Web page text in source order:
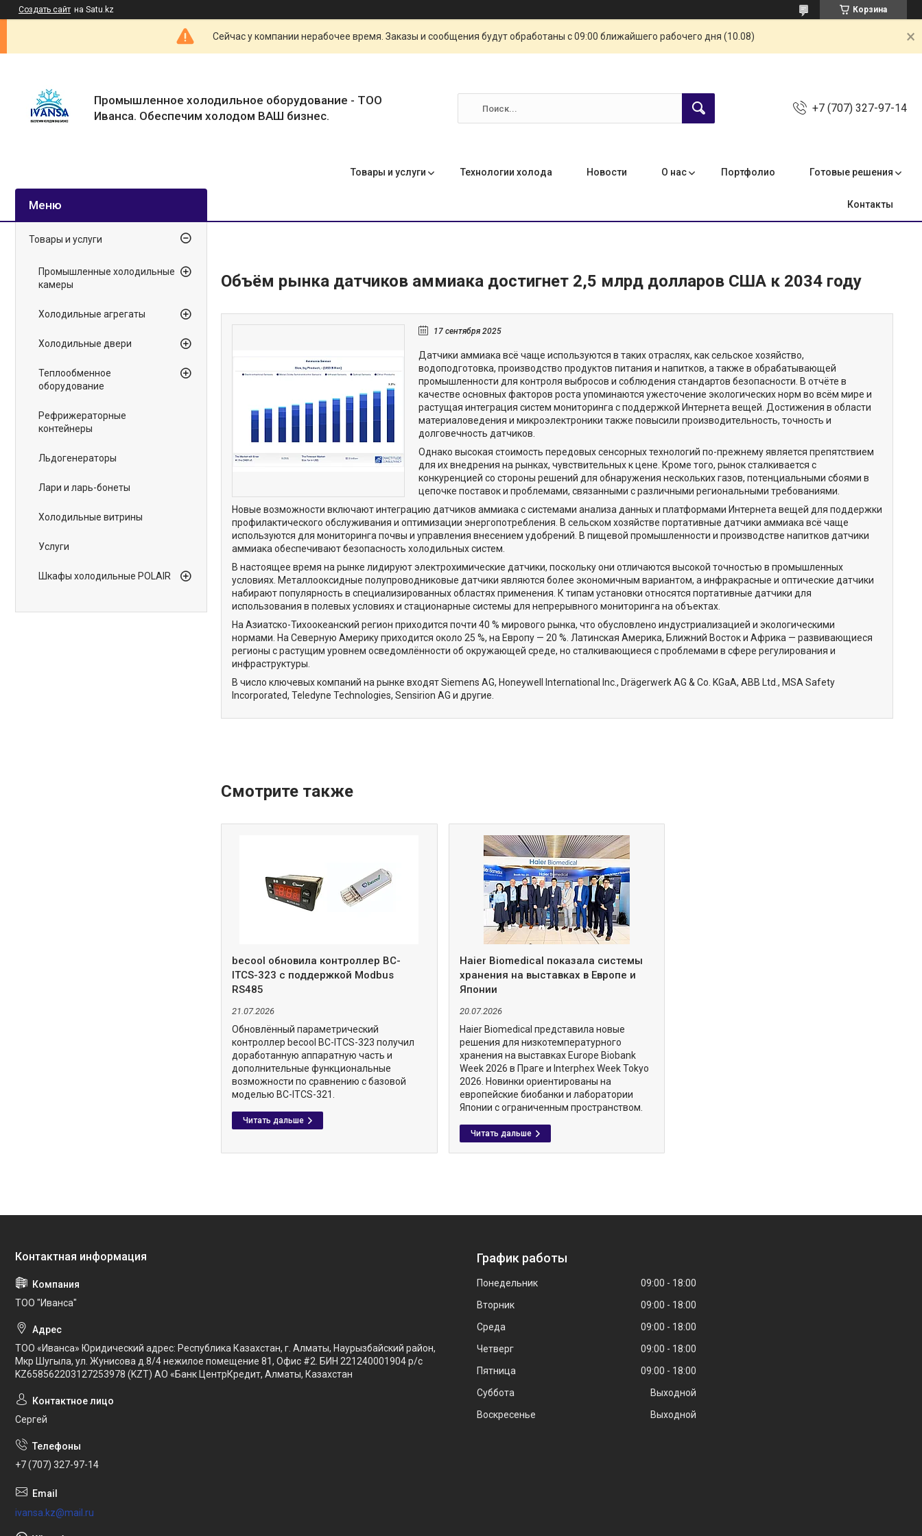
Создать сайт на Satu.kz Корзина
Сейчас у компании нерабочее время. Заказы и сообщения будут обработаны с 09:00 ближайшего рабочего дня (10.08)
Промышленное холодильное оборудование - ТОО
Иванса. Обеспечим холодом ВАШ бизнес.
+7 (707) 327-97-14
Товары и услуги Технологии холода Новости О нас Портфолио Готовые решения
Контакты
Объём рынка датчиков аммиака достигнет 2,5 млрд долларов США к 2034 году
17 сентября 2025
Датчики аммиака всё чаще используются в таких отраслях, как сельское хозяйство,
водоподготовка, производство продуктов питания и напитков, а также в обрабатывающей
промышленности для контроля выбросов и соблюдения стандартов безопасности. В отчёте в
качестве основных факторов роста упоминаются ужесточение экологических норм во всём мире и
растущая интеграция систем мониторинга с поддержкой Интернета вещей. Достижения в области
материаловедения и микроэлектроники также повысили производительность, точность и
долговечность датчиков.
Однако высокая стоимость передовых сенсорных технологий по-прежнему является препятствием
для их внедрения на рынках, чувствительных к цене. Кроме того, рынок сталкивается с
конкуренцией со стороны решений для обнаружения нескольких газов, потенциальными сбоями в
цепочке поставок и проблемами, связанными с различными региональными требованиями.
Новые возможности включают интеграцию датчиков аммиака с системами анализа данных и платформами Интернета вещей для поддержки
профилактического обслуживания и оптимизации энергопотребления. В сельском хозяйстве портативные датчики аммиака всё чаще
используются для мониторинга почвы и управления внесением удобрений. В пищевой промышленности и производстве напитков датчики
аммиака обеспечивают безопасность холодильных систем.
В настоящее время на рынке лидируют электрохимические датчики, поскольку они отличаются высокой точностью в промышленных
условиях. Металлооксидные полупроводниковые датчики являются более экономичным вариантом, а инфракрасные и оптические датчики
набирают популярность в специализированных областях применения. К типам установки относятся портативные датчики для
использования в полевых условиях и стационарные системы для непрерывного мониторинга на объектах.
На Азиатско-Тихоокеанский регион приходится почти 40 % мирового рынка, что обусловлено индустриализацией и экологическими
нормами. На Северную Америку приходится около 25 %, на Европу — 20 %. Латинская Америка, Ближний Восток и Африка — развивающиеся
регионы с растущим уровнем осведомлённости об окружающей среде, но сталкивающиеся с проблемами в сфере регулирования и
инфраструктуры.
В число ключевых компаний на рынке входят Siemens AG, Honeywell International Inc., Drägerwerk AG & Co. KGaA, ABB Ltd., MSA Safety
Incorporated, Teledyne Technologies, Sensirion AG и другие.
becool обновила контроллер BC-
ITCS-323 с поддержкой Modbus
RS485
21.07.2026
Обновлённый параметрический
контроллер becool BC-ITCS-323 получил
доработанную аппаратную часть и
дополнительные функциональные
возможности по сравнению с базовой
моделью BC-ITCS-321.
Haier Biomedical показала системы
хранения на выставках в Европе и
Японии
20.07.2026
Haier Biomedical представила новые
решения для низкотемпературного
хранения на выставках Europe Biobank
Week 2026 в Праге и Interphex Week Tokyo
2026. Новинки ориентированы на
европейские биобанки и лаборатории
Японии с ограниченным пространством.
Товары и услуги
Промышленные холодильные
камеры
Холодильные агрегаты
Холодильные двери
Теплообменное
оборудование
Рефрижераторные
контейнеры
Льдогенераторы
Лари и ларь-бонеты
Холодильные витрины
Услуги
Шкафы холодильные POLAIR
ТОО "Иванса"
ТОО «Иванса» Юридический адрес: Республика Казахстан, г. Алматы, Наурызбайский район,
Мкр Шугыла, ул. Жунисова д.8/4 нежилое помещение 81, Офис #2. БИН 221240001904 р/с
KZ658562203127253978 (KZT) АО «Банк ЦентрКредит, Алматы, Казахстан
Сергей
+7 (707) 327-97-14
ivansa.kz@mail.ru
График работы
Понедельник 09:00
18:00
Вторник
09:00
18:00
Среда
09:00
18:00
Четверг
09:00
18:00
Пятница
09:00
18:00
Суббота
Выходной
Воскресенье
Выходной